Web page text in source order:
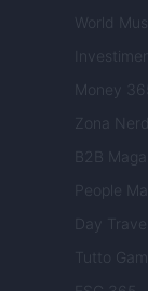
World
Money 365
Zona Nerd
B2B
People
Day Travel
Tutto